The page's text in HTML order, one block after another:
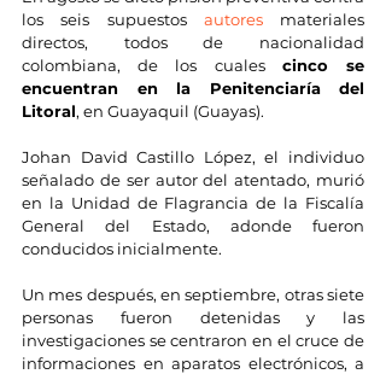
los seis supuestos autores materiales
directos, todos de nacionalidad
colombiana, de los cuales cinco se
encuentran en la Penitenciaría del
Litoral, en Guayaquil (Guayas).
Johan David Castillo López, el individuo
señalado de ser autor del atentado, murió
en la Unidad de Flagrancia de la Fiscalía
General del Estado, adonde fueron
conducidos inicialmente.
Un mes después, en septiembre, otras siete
personas fueron detenidas y las
investigaciones se centraron en el cruce de
informaciones en aparatos electrónicos, a